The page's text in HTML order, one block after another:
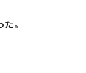
。